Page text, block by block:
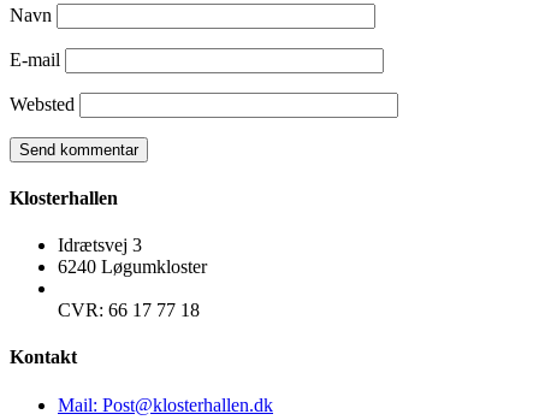
Navn
E-mail
Websted
Klosterhallen
Idrætsvej 3
6240 Løgumkloster
CVR: 66 17 77 18
Kontakt
Mail: Post@klosterhallen.dk